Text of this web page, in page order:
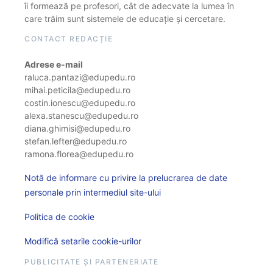
îi formează pe profesori, cât de adecvate la lumea în
care trăim sunt sistemele de educație și cercetare.
CONTACT REDACȚIE
Adrese e-mail
raluca.pantazi@edupedu.ro
mihai.peticila@edupedu.ro
costin.ionescu@edupedu.ro
alexa.stanescu@edupedu.ro
diana.ghimisi@edupedu.ro
stefan.lefter@edupedu.ro
ramona.florea@edupedu.ro
Notă de informare cu privire la prelucrarea de date
personale prin intermediul site-ului
Politica de cookie
Modifică setarile cookie-urilor
PUBLICITATE ȘI PARTENERIATE